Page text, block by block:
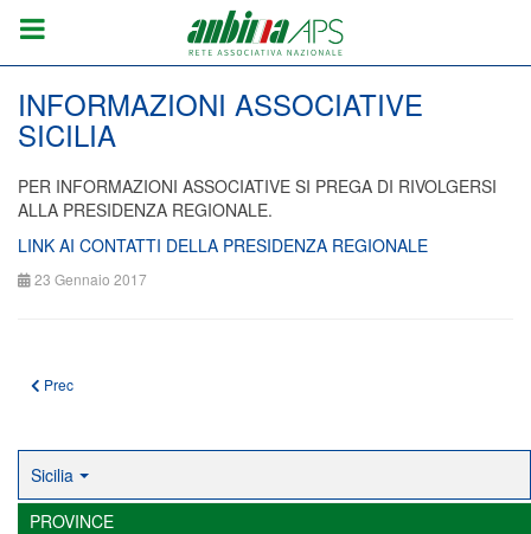
INFORMAZIONI ASSOCIATIVE
SICILIA
PER INFORMAZIONI ASSOCIATIVE SI PREGA DI RIVOLGERSI
ALLA PRESIDENZA REGIONALE.
LINK AI CONTATTI DELLA PRESIDENZA REGIONALE
23 Gennaio 2017
Articolo precedente: Graduatoria audizioni Banda Giovanile Regionale
Prec
Sicilia
PROVINCE